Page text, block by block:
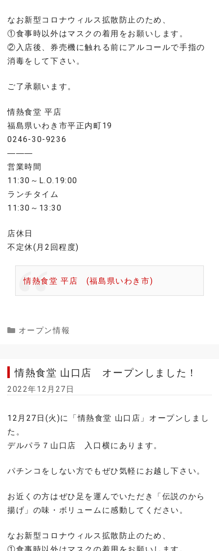
なお新型コロナウィルス拡散防止のため、
①食事時以外はマスクの着用をお願いします。
②入店後、券売機に触れる前にアルコールで手指の
消毒をして下さい。
ご了承願います。
情熱食堂 平店
福島県いわき市平正内町19
0246-30-9236
———
営業時間
11:30～L.O.19:00
ランチタイム
11:30～13:30
店休日
不定休(月2回程度)
情熱食堂 平店 (福島県いわき市)
Categories
オープン情報
情熱食堂 山口店 オープンしました！
2022年12月27日
12月27日(火)に「情熱食堂 山口店」オープンしまし
た。
デルパラ７山口店 入口横にあります。
パチンコをしない方でもぜひ気軽にお越し下さい。
お近くの方はぜひ足を運んでいただき「伝説のから
揚げ」の味・ボリュームに感動してください。
なお新型コロナウィルス拡散防止のため、
①食事時以外はマスクの着用をお願いします。